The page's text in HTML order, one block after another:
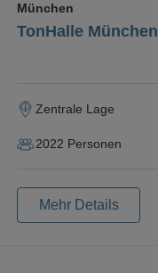
TonHalle München
München
Zentrale Lage
2022 Personen
Mehr Details